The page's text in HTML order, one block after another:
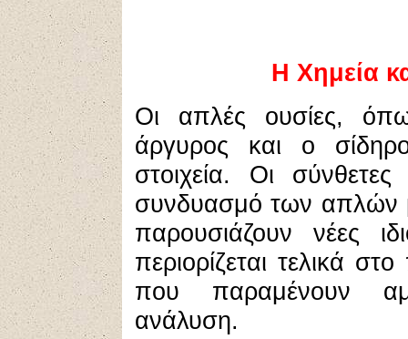
Η Χημεία
Οι απλές ουσίες,
άργυρος και ο
στοιχεία. Οι
συνδυασμό των απλών
παρουσιάζουν νέες
περιορίζεται τελικά
που παραμένουν
ανάλυση.